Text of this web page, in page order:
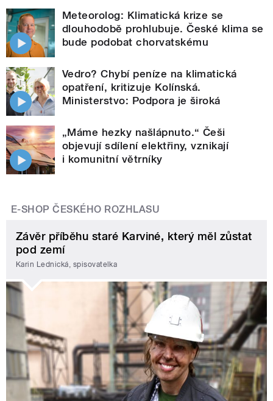
Meteorolog: Klimatická krize se
dlouhodobě prohlubuje. České klima se
bude podobat chorvatskému
Vedro? Chybí peníze na klimatická
opatření, kritizuje Kolínská.
Ministerstvo: Podpora je široká
„Máme hezky našlápnuto.“ Češi
objevují sdílení elektřiny, vznikají
i komunitní větrníky
E-SHOP ČESKÉHO ROZHLASU
Závěr příběhu staré Karviné, který měl zůstat
pod zemí
Karin Lednická, spisovatelka